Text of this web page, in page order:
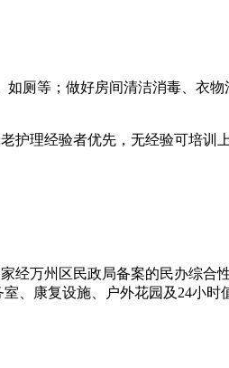
厕等；做好房间清洁消毒、衣
护理经验者优先，无经验可培训上
经万州区民政局备案的民办综
、康复设施、户外花园及24小时